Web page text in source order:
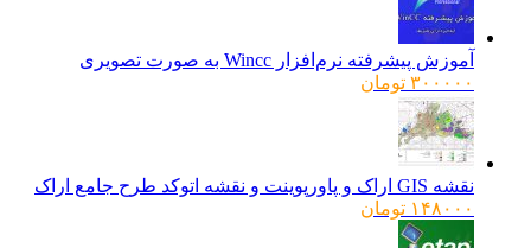
آموزش پیشرفته نرم‌افزار Wincc به صورت تصویری
۳۰۰۰۰۰ تومان
نقشه GIS اراک و پاورپوینت و نقشه اتوکد طرح جامع اراک
۱۴۸۰۰۰ تومان